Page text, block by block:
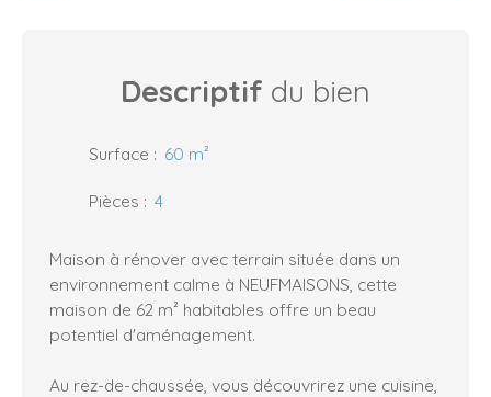
Descriptif du bien
Surface : 60 m²
Pièces : 4
Maison à rénover avec terrain située dans un
environnement calme à NEUFMAISONS, cette
maison de 62 m² habitables offre un beau
potentiel d'aménagement.
Au rez-de-chaussée, vous découvrirez une cuisine,